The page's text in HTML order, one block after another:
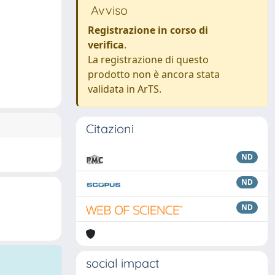
Avviso
Registrazione in corso di
verifica.
La registrazione di questo
prodotto non è ancora stata
validata in ArTS.
Citazioni
ND
ND
ND
social impact